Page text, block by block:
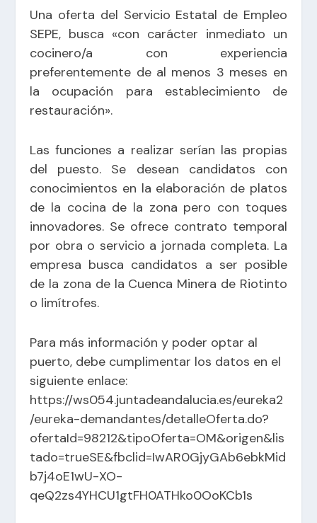
Una oferta del Servicio Estatal de Empleo
SEPE, busca «con carácter inmediato un
cocinero/a con experiencia
preferentemente de al menos 3 meses en
la ocupación para establecimiento de
restauración».
Las funciones a realizar serían las propias
del puesto. Se desean candidatos con
conocimientos en la elaboración de platos
de la cocina de la zona pero con toques
innovadores. Se ofrece contrato temporal
por obra o servicio a jornada completa. La
empresa busca candidatos a ser posible
de la zona de la Cuenca Minera de Riotinto
o limítrofes.
Para más información y poder optar al
puerto, debe cumplimentar los datos en el
siguiente enlace:
https://ws054.juntadeandalucia.es/eureka2
/eureka-demandantes/detalleOferta.do?
ofertaId=98212&tipoOferta=OM&origen&lis
tado=trueSE&fbclid=IwAR0GjyGAb6ebkMid
b7j4oE1wU-XO-
qeQ2zs4YHCU1gtFH0ATHko0OoKCb1s